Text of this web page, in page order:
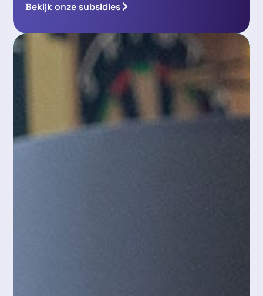
Bekijk onze subsidies